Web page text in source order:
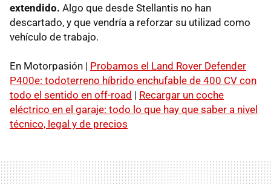
extendido. Algo que desde Stellantis no han
descartado, y que vendría a reforzar su utilizad como
vehículo de trabajo.
En Motorpasión | Probamos el Land Rover Defender
P400e: todoterreno híbrido enchufable de 400 CV con
todo el sentido en off-road | Recargar un coche
eléctrico en el garaje: todo lo que hay que saber a nivel
técnico, legal y de precios